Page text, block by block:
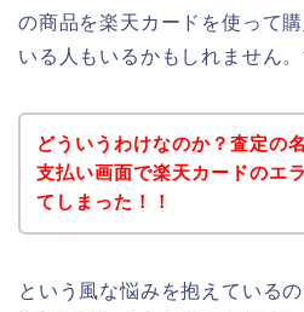
の商品を楽天カードを使って
いる人もいるかもしれません。
どういうわけなのか？査定の
支払い画面で楽天カードのエ
てしまった！！
という風な悩みを抱えている